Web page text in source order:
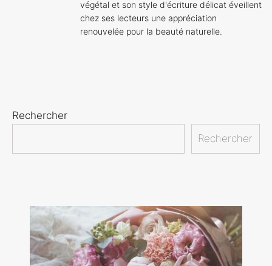
végétal et son style d'écriture délicat éveillent
chez ses lecteurs une appréciation
renouvelée pour la beauté naturelle.
Rechercher
Rechercher